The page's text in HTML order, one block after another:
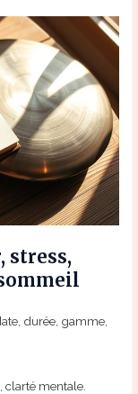
stress,
durée, gamme,
clarté mentale.